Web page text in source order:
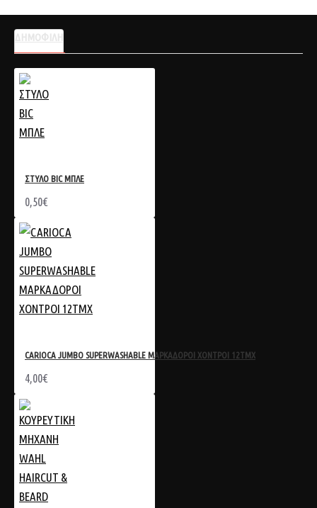
ΔΗΜΟΦΙΛΗ
ΣΤΥΛΟ BIC ΜΠΛΕ
0,50€
CARIOCA JUMBO SUPERWASHABLE ΜΑΡΚΑΔΟΡΟΙ ΧΟΝΤΡΟΙ 12TMX
4,00€